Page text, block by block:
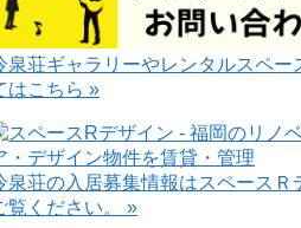
泉荘ギャラリーやレンタルスペー
はこちら »
泉荘の入居募集情報はスペースＲ
覧ください。 »